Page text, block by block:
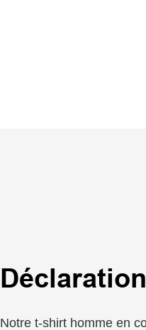
Notre t-shirt homme en